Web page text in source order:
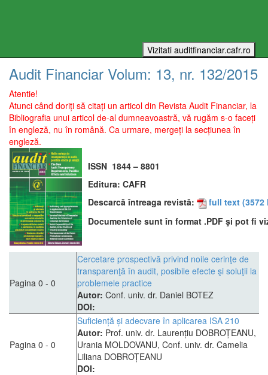
Audit Financiar Volum: 13, nr. 132/2015
Atentie!
Atunci când doriți să citați un articol din Revista Audit Financiar, la
Bibliografia unui articol de-al dumneavoastră, vă rugăm s-o faceți
în engleză, nu în română. Ca urmare, mergeți la secțiunea în
engleză.
ISSN 1844 – 8801
Editura: CAFR
Descarcă întreaga revistă:
full text (3572
Documentele sunt în format .PDF şi pot fi
Pagina 0 - 0
Cercetare prospectivă privind noile cerinţe de
transparenţă în audit, posibile efecte şi soluţii la
problemele practice
Autor: Conf. univ. dr. Daniel BOTEZ
DOI:
Pagina 0 - 0
Suficiență și adecvare în aplicarea ISA 210
Autor: Prof. univ. dr. Laurențiu DOBROȚEANU,
Urania MOLDOVANU, Conf. univ. dr. Camelia
Liliana DOBROȚEANU
DOI: